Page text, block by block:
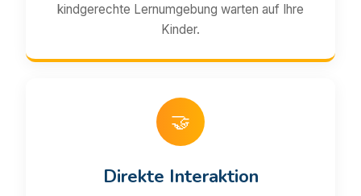
kindgerechte Lernumgebung warten auf Ihre
Kinder.
🤝
Direkte Interaktion